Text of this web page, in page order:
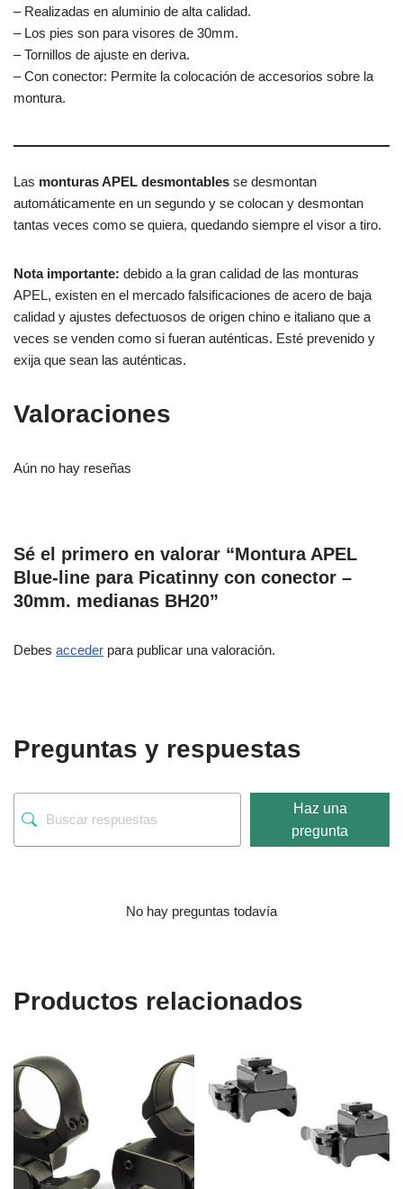
– Realizadas en aluminio de alta calidad.
– Los pies son para visores de 30mm.
– Tornillos de ajuste en deriva.
– Con conector: Permite la colocación de accesorios sobre la
montura.
Las monturas APEL desmontables se desmontan
automáticamente en un segundo y se colocan y desmontan
tantas veces como se quiera, quedando siempre el visor a tiro.
Nota importante: debido a la gran calidad de las monturas
APEL, existen en el mercado falsificaciones de acero de baja
calidad y ajustes defectuosos de origen chino e italiano que a
veces se venden como si fueran auténticas. Esté prevenido y
exija que sean las auténticas.
Valoraciones
Aún no hay reseñas
Sé el primero en valorar “Montura APEL
Blue-line para Picatinny con conector –
30mm. medianas BH20”
Debes acceder para publicar una valoración.
Preguntas y respuestas
Haz una
pregunta
No hay preguntas todavía
Productos relacionados